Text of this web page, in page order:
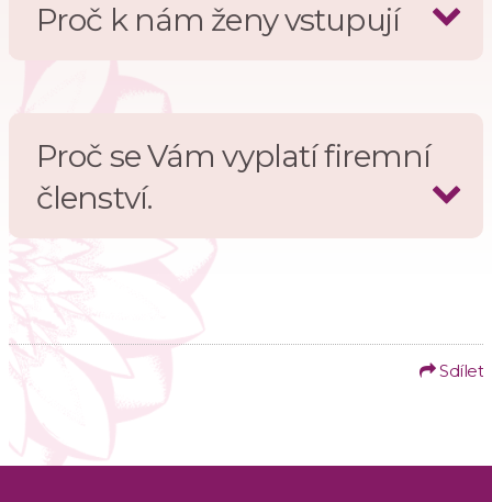
Proč k nám ženy vstupují
Proč se Vám vyplatí firemní
členství.
Sdílet